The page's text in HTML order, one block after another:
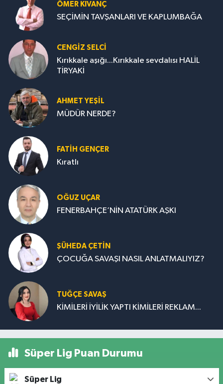
ÖMER KIVANÇ
SEÇİMİN TAVŞANLARI VE KAPLUMBAĞA
CENGİZ SELCİ
Kırıkkale aşığı...Kırıkkale sevdalısı HALİL
TİRYAKİ
AHMET YEŞİL
MÜDÜR NERDE?
FATIH GENÇER
Kıratlı
OĞUZ UÇAR
FENERBAHÇE’NİN ATATÜRK AŞKI
ŞÜHEDA ÇETİN
ÇOCUĞA SAVAŞI NASIL ANLATMALIYIZ?
TUĞÇE SAVAŞ
KİMİLERİ İYİLİK YAPTI KİMİLERİ REKLAM...
Süper Lig Puan Durumu
Süper Lig